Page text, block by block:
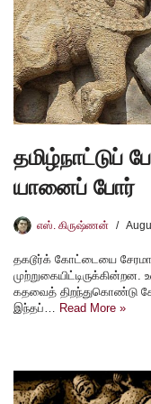
தமிழ்நாட்டுப்
யானைப் போர்
எஸ். கிருஷ்ணன்
தகடூர்க் கோட்டையை
கதவைத் திறந்துகொண்டு
இந்தப்… Read More »